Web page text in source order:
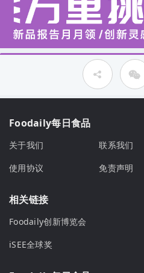
Foodaily每日食品
关于我们 联系我们
使用协议
免责声明
相关链接
Foodaily创新博览会
iSEE全球奖